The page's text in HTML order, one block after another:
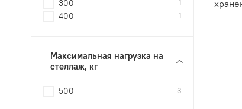
300 1
400 1
Максимальная нагрузка на
стеллаж, кг
500 3